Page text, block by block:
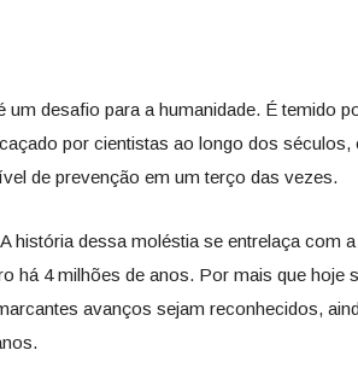
desafio para a humanidade. É temido
por cientistas ao longo dos séculos,
de prevenção em um terço das vezes.
história dessa moléstia se entrelaça com
há 4 milhões de anos. Por mais que hoje
avanços sejam reconhecidos,